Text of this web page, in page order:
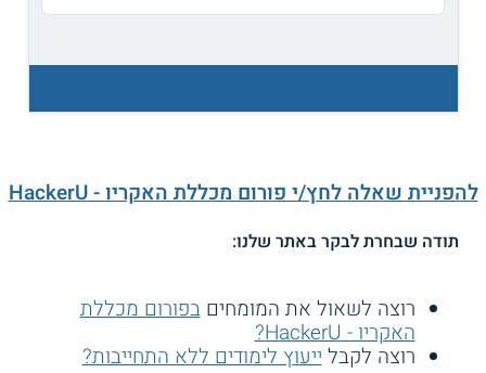
להפניית שאלה לחץ/י פורום מכללת האקריו - HackerU
תודה שבחרת לבקר באתר שלנו:
רוצה לשאול את המומחיםבפורום מכללת
האקריו - HackerU?
רוצה לקבלייעוץ לימודים ללא התחייבות?